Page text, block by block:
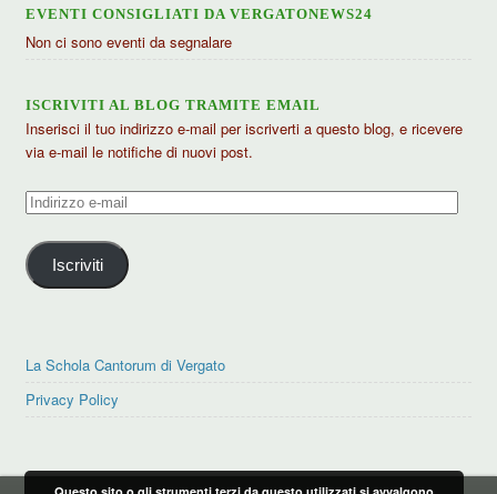
EVENTI CONSIGLIATI DA VERGATONEWS24
Non ci sono eventi da segnalare
ISCRIVITI AL BLOG TRAMITE EMAIL
Inserisci il tuo indirizzo e-mail per iscriverti a questo blog, e ricevere
via e-mail le notifiche di nuovi post.
Indirizzo
mail
Iscriviti
La Schola Cantorum di Vergato
Privacy Policy